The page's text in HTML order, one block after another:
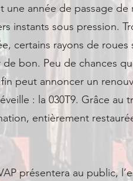
une année de passage
instants sous pression.
certains rayons de roues
bon. Peu de chances
peut annoncer un
: la 030T9. Grâce
entièrement
présentera au public,